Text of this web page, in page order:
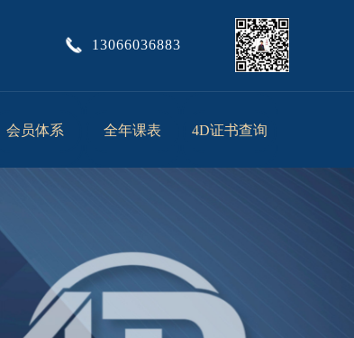
13066036883
会员体系 全年课表 4D证书查询